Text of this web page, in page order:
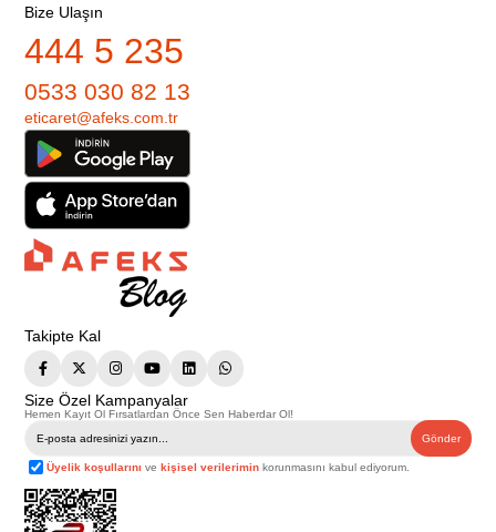
Bize Ulaşın
444 5 235
0533 030 82 13
eticaret@afeks.com.tr
Takipte Kal
Size Özel Kampanyalar
Hemen Kayıt Ol Fırsatlardan Önce Sen Haberdar Ol!
Gönder
Üyelik koşullarını vekişisel verilerimin korunmasını kabul ediyorum.